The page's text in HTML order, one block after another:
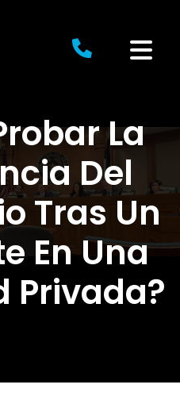
La
Del
Tras Un
En Una
Privada?